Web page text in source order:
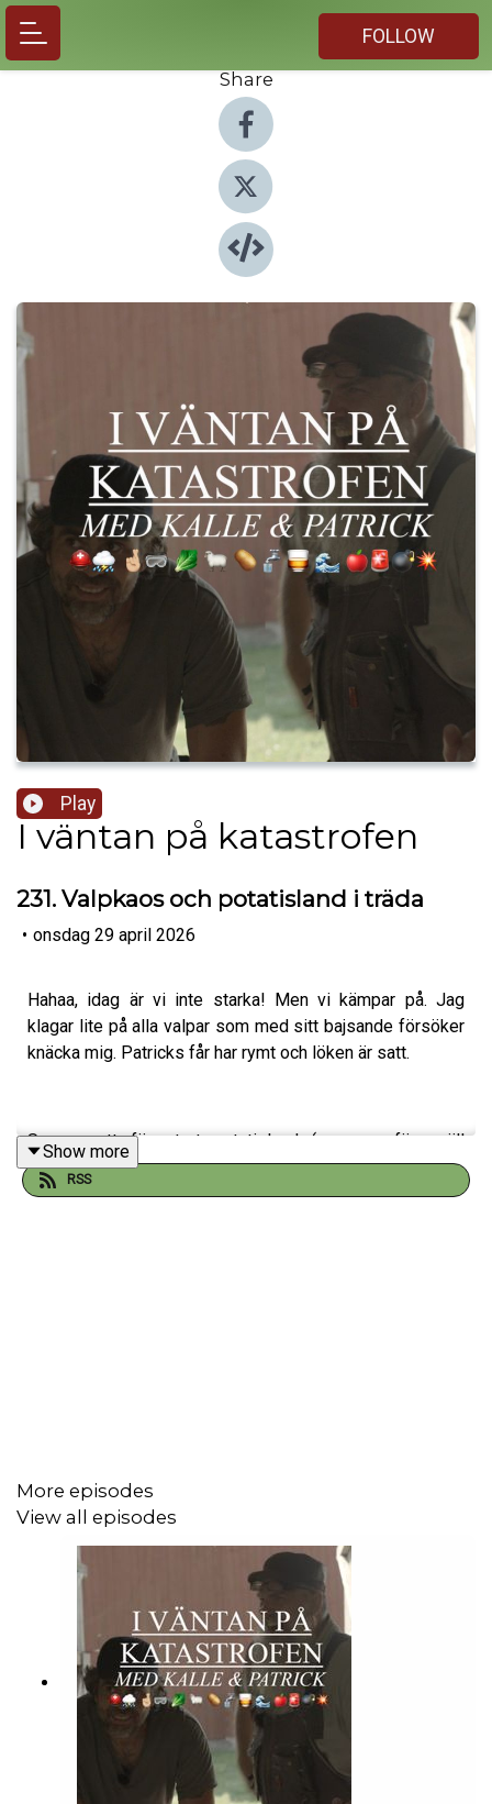
FOLLOW
Share
Play
I väntan på katastrofen
231. Valpkaos och potatisland i träda
• onsdag 29 april 2026
Hahaa, idag är vi inte starka! Men vi kämpar på. Jag
klagar lite på alla valpar som med sitt bajsande försöker
knäcka mig. Patricks får har rymt och löken är satt.
Se om ett för stort potatisland (som en för snäll
kompis???) där delar behöver täckas eller hur ska man
tänka?
För patreons:
Jag har byggt ett eget fortnox. Så lite om det.
Tack och förlåt alla. Nästa vecka då jävlar!
Show more
RSS
More episodes
View all episodes